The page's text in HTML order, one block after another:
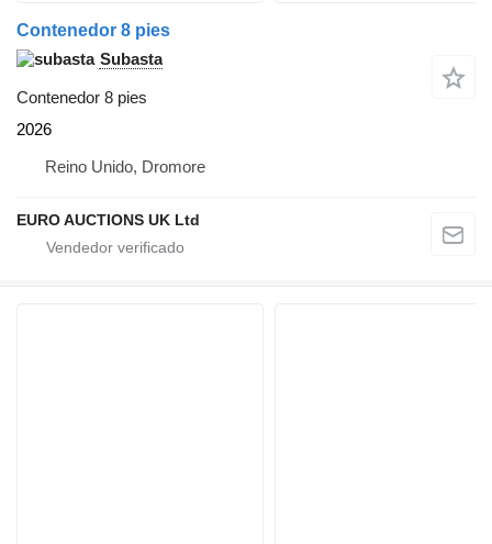
Contenedor 8 pies
Subasta
Contenedor 8 pies
2026
Reino Unido, Dromore
EURO AUCTIONS UK Ltd